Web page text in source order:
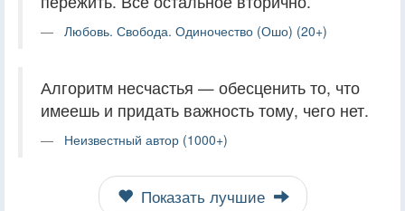
Любовь. Свобода. Одиночество (Ошо) (20+)
Алгоритм несчастья — обесценить то, что
имеешь и придать важность тому, чего нет.
Неизвестный автор (1000+)
Показать лучшие